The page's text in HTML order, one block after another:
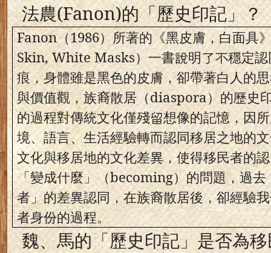
法農(Fanon)的「歷史印記」？
Fanon（1986）所著的《黑皮膚，白面具
Skin, White Masks）一書說明了不穩定
痕，身體雖是黑色的皮膚，卻帶著白人的
與價值觀，族裔散居（diaspora）的歷史
的過程對傳統文化僅殘留想像的記憶，因
境、語言、生活經驗轉而認同移居之地的
文化與移居地的文化差異，使得移民者的
「變成什麼」（becoming）的問題，過
者」的差異認同，在族裔散居後，卻經驗
者身份的過程。
魏、馬的「歷史印記」是否為